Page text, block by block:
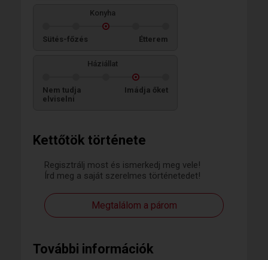
Kettőtök története
Regisztrálj most és ismerkedj meg vele!
Írd meg a saját szerelmes történetedet!
Megtalálom a párom
További információk
Konyha
Sütés-főzés Étterem
Háziállat
Nem tudja
elviselni
Imádja őket